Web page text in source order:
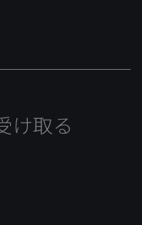
け取る